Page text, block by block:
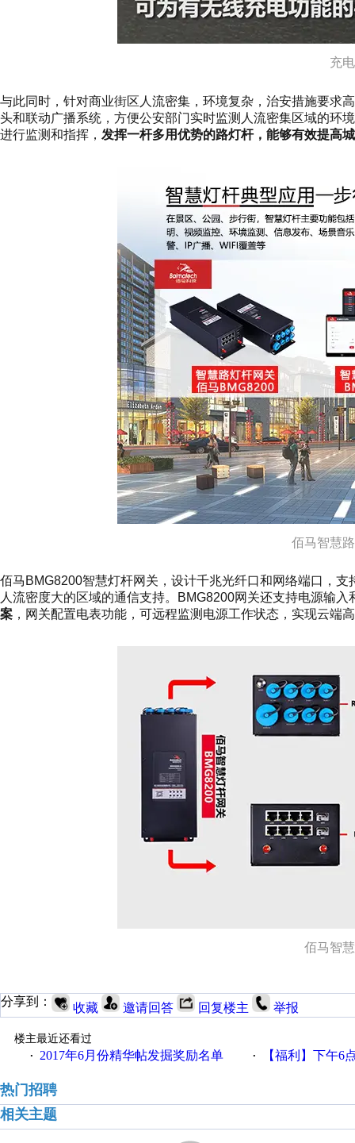
充
与此同时，针对商业街区人流密集，环境复杂，治安措施要求
头和联动广播系统，方便公安部门实时监测人流密集区域的环
进行监测和指挥， 发挥一杆多用优势的路灯杆，能够有效提高
佰马智慧
佰马BMG8200智慧灯杆网关，设计千兆光纤口和网络端口，支
人流密度大的区域的通信支持。BMG8200网关还支持电源输
案 ，网关配置电表功能，可远程监测电源工作状态，实现云端
佰马智
分享到： 收藏 邀请回答 回复楼主 举报
楼主最近还看过
·
2017年6月份精华帖发掘奖励名单 · 【福利】下午6点论坛大
热门招聘
相关主题